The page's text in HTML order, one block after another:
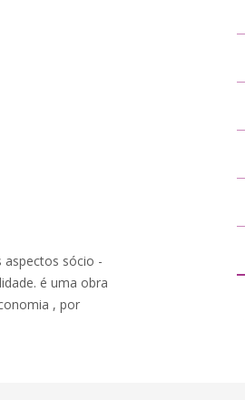
sócio -
é uma obra
, por